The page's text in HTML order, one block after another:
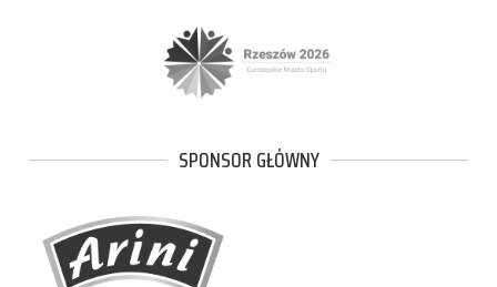
SPONSOR GŁÓWNY